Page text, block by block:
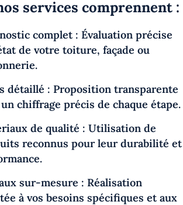
services comprennent :
complet : Évaluation précise
de votre toiture, façade ou
détaillé : Proposition transparente
un chiffrage précis de chaque étape.
de qualité : Utilisation de
reconnus pour leur durabilité et
sur-mesure : Réalisation
à vos besoins spécifiques et aux